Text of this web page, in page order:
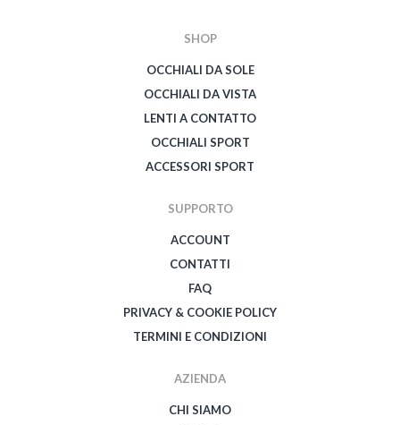
SHOP
OCCHIALI DA SOLE
OCCHIALI DA VISTA
LENTI A CONTATTO
OCCHIALI SPORT
ACCESSORI SPORT
SUPPORTO
ACCOUNT
CONTATTI
FAQ
PRIVACY & COOKIE POLICY
TERMINI E CONDIZIONI
AZIENDA
CHI SIAMO